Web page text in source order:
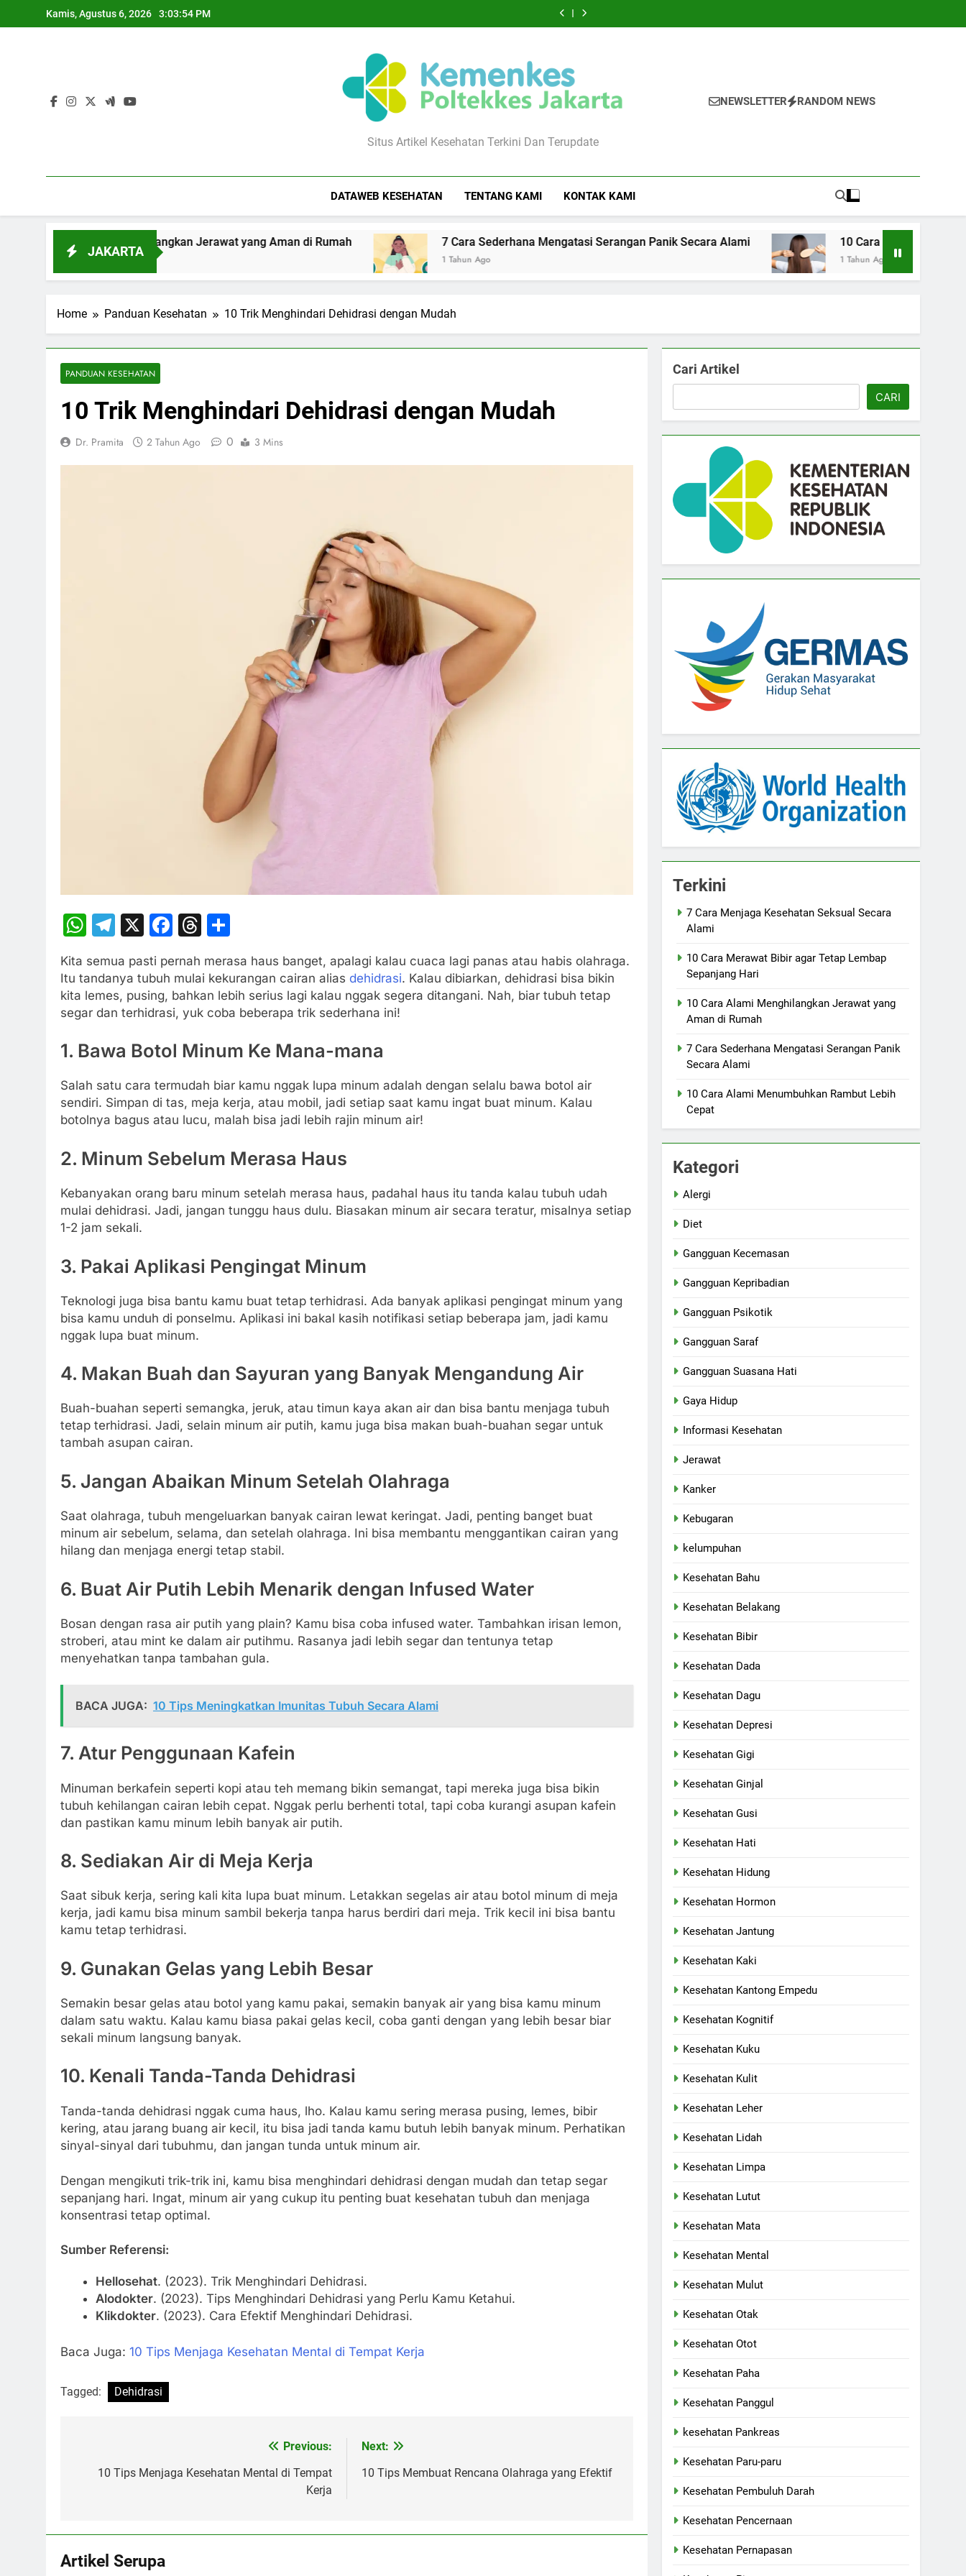
to
Kamis, Agustus 6, 2026 3:03:55 PM
Secara
Alami
Lembap
Jerawat
Aman
Serangan
Panik
Secara
Seksual
Secara
Alami
agar
Tetap
Lembap
Menghilangkan
Rumah
Poltekkes Jakarta
Situs Artikel Kesehatan Terkini Dan Terupdate
NEWSLETTER RANDOM NEWS
DATAWEB KESEHATAN TENTANG KAMI KONTAK KAMI
JAKARTA
Menghilangkan Jerawat yang Aman di Rumah 7 Cara Sederhana Mengatasi Serangan Panik Secara Alami
1 Tahun Ago
10 Cara Alami Menumbuhkan Rambut
1 Tahun Ago
Home Panduan Kesehatan 10 Trik Menghindari Dehidrasi dengan Mudah
PANDUAN KESEHATAN
10 Trik Menghindari Dehidrasi dengan Mudah
Dr. Pramita 2 Tahun Ago 0 3 Mins
WhatsApp
Telegram
X Facebook
Threads
Kita semua pasti pernah merasa haus banget, apalagi kalau cuaca lagi panas atau habis olahraga.
Itu tandanya tubuh mulai kekurangan cairan alias dehidrasi. Kalau dibiarkan, dehidrasi bisa bikin
kita lemes, pusing, bahkan lebih serius lagi kalau nggak segera ditangani. Nah, biar tubuh tetap
segar dan terhidrasi, yuk coba beberapa trik sederhana ini!
1. Bawa Botol Minum Ke Mana-mana
Salah satu cara termudah biar kamu nggak lupa minum adalah dengan selalu bawa botol air
sendiri. Simpan di tas, meja kerja, atau mobil, jadi setiap saat kamu ingat buat minum. Kalau
botolnya bagus atau lucu, malah bisa jadi lebih rajin minum air!
2. Minum Sebelum Merasa Haus
Kebanyakan orang baru minum setelah merasa haus, padahal haus itu tanda kalau tubuh udah
mulai dehidrasi. Jadi, jangan tunggu haus dulu. Biasakan minum air secara teratur, misalnya setiap
1-2 jam sekali.
3. Pakai Aplikasi Pengingat Minum
Teknologi juga bisa bantu kamu buat tetap terhidrasi. Ada banyak aplikasi pengingat minum yang
bisa kamu unduh di ponselmu. Aplikasi ini bakal kasih notifikasi setiap beberapa jam, jadi kamu
nggak lupa buat minum.
4. Makan Buah dan Sayuran yang Banyak Mengandung Air
Buah-buahan seperti semangka, jeruk, atau timun kaya akan air dan bisa bantu menjaga tubuh
tetap terhidrasi. Jadi, selain minum air putih, kamu juga bisa makan buah-buahan segar untuk
tambah asupan cairan.
5. Jangan Abaikan Minum Setelah Olahraga
Saat olahraga, tubuh mengeluarkan banyak cairan lewat keringat. Jadi, penting banget buat
minum air sebelum, selama, dan setelah olahraga. Ini bisa membantu menggantikan cairan yang
hilang dan menjaga energi tetap stabil.
6. Buat Air Putih Lebih Menarik dengan Infused Water
Bosan dengan rasa air putih yang plain? Kamu bisa coba infused water. Tambahkan irisan lemon,
stroberi, atau mint ke dalam air putihmu. Rasanya jadi lebih segar dan tentunya tetap
menyehatkan tanpa tambahan gula.
BACA JUGA: 10 Tips Meningkatkan Imunitas Tubuh Secara Alami
7. Atur Penggunaan Kafein
Minuman berkafein seperti kopi atau teh memang bikin semangat, tapi mereka juga bisa bikin
tubuh kehilangan cairan lebih cepat. Nggak perlu berhenti total, tapi coba kurangi asupan kafein
dan pastikan kamu minum lebih banyak air putih.
8. Sediakan Air di Meja Kerja
Saat sibuk kerja, sering kali kita lupa buat minum. Letakkan segelas air atau botol minum di meja
kerja, jadi kamu bisa minum sambil bekerja tanpa harus berdiri dari meja. Trik kecil ini bisa bantu
kamu tetap terhidrasi.
9. Gunakan Gelas yang Lebih Besar
Semakin besar gelas atau botol yang kamu pakai, semakin banyak air yang bisa kamu minum
dalam satu waktu. Kalau kamu biasa pakai gelas kecil, coba ganti dengan yang lebih besar biar
sekali minum langsung banyak.
10. Kenali Tanda-Tanda Dehidrasi
Tanda-tanda dehidrasi nggak cuma haus, lho. Kalau kamu sering merasa pusing, lemes, bibir
kering, atau jarang buang air kecil, itu bisa jadi tanda kamu butuh lebih banyak minum. Perhatikan
sinyal-sinyal dari tubuhmu, dan jangan tunda untuk minum air.
Dengan mengikuti trik-trik ini, kamu bisa menghindari dehidrasi dengan mudah dan tetap segar
sepanjang hari. Ingat, minum air yang cukup itu penting buat kesehatan tubuh dan menjaga
konsentrasi tetap optimal.
Sumber Referensi:
Hellosehat. (2023). Trik Menghindari Dehidrasi.
Alodokter. (2023). Tips Menghindari Dehidrasi yang Perlu Kamu Ketahui.
Klikdokter. (2023). Cara Efektif Menghindari Dehidrasi.
Baca Juga: 10 Tips Menjaga Kesehatan Mental di Tempat Kerja
Tagged: Dehidrasi
pos
Previous:
10 Tips Menjaga Kesehatan Mental di Tempat
Kerja
Next:
10 Tips Membuat Rencana Olahraga yang Efektif
Artikel Serupa
Cari Artikel
CARI
Terkini
7 Cara Menjaga Kesehatan Seksual Secara
Alami
10 Cara Merawat Bibir agar Tetap Lembap
Sepanjang Hari
10 Cara Alami Menghilangkan Jerawat yang
Aman di Rumah
7 Cara Sederhana Mengatasi Serangan Panik
Secara Alami
10 Cara Alami Menumbuhkan Rambut Lebih
Cepat
Kategori
Alergi
Diet
Gangguan Kecemasan
Gangguan Kepribadian
Gangguan Psikotik
Gangguan Saraf
Gangguan Suasana Hati
Gaya Hidup
Informasi Kesehatan
Jerawat
Kanker
Kebugaran
kelumpuhan
Kesehatan Bahu
Kesehatan Belakang
Kesehatan Bibir
Kesehatan Dada
Kesehatan Dagu
Kesehatan Depresi
Kesehatan Gigi
Kesehatan Ginjal
Kesehatan Gusi
Kesehatan Hati
Kesehatan Hidung
Kesehatan Hormon
Kesehatan Jantung
Kesehatan Kaki
Kesehatan Kantong Empedu
Kesehatan Kognitif
Kesehatan Kuku
Kesehatan Kulit
Kesehatan Leher
Kesehatan Lidah
Kesehatan Limpa
Kesehatan Lutut
Kesehatan Mata
Kesehatan Mental
Kesehatan Mulut
Kesehatan Otak
Kesehatan Otot
Kesehatan Paha
Kesehatan Panggul
kesehatan Pankreas
Kesehatan Paru-paru
Kesehatan Pembuluh Darah
Kesehatan Pencernaan
Kesehatan Pernapasan